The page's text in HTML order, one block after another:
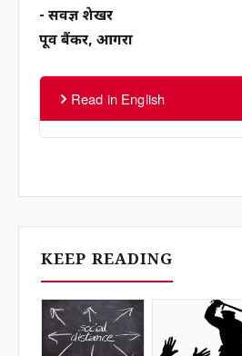
- सर्वज्ञ शेखर
पूर्व बैंकर, आगरा
Read in English
KEEP READING